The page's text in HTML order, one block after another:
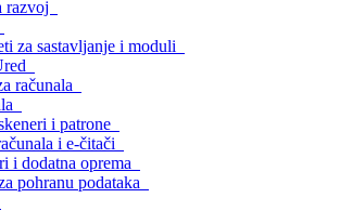
razvoj
za sastavljanje i moduli
računala
i patrone
i e-čitači
i dodatna oprema
pohranu podataka